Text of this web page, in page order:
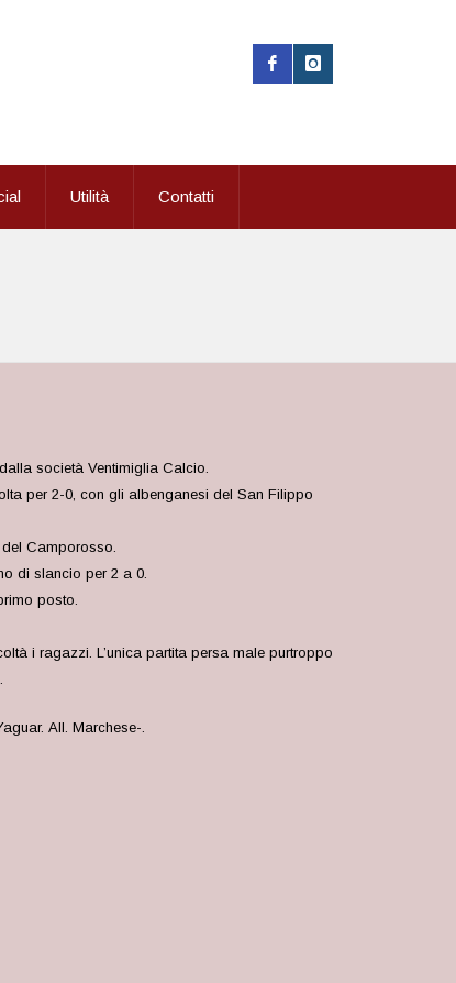
Utilità Contatti
società Ventimiglia Calcio.
per 2-0, con gli albenganesi del San Filippo
Camporosso.
di slancio per 2 a 0.
posto.
i ragazzi. L’unica partita persa male purtroppo
All. Marchese-.